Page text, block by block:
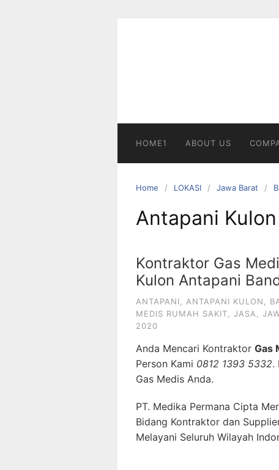
HOME1 ABOUT US
Home LOKASI Jawa Barat
Antapani Kulon
Kontraktor Gas
Kulon Antapani
ANTAPANI ANTAPANI KULON
MEDIS RUMAH SAKIT
JASA
2020
Anda Mencari Kontraktor Gas
Person Kami 0812 1393 5332.
Gas Medis Anda.
PT. Medika Permana Cipta
Bidang Kontraktor dan
Melayani Seluruh Wilayah